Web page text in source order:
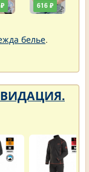
616 ₽
белье.